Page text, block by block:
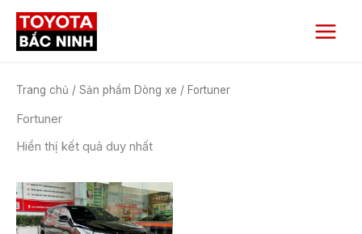
Nhảy
Menu
Trang chủ / Sản phẩm Dòng xe / Fortuner
Fortuner
Hiển thị kết quả duy nhất